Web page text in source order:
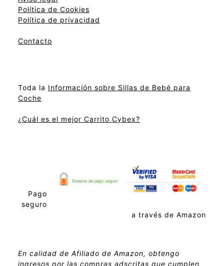
Política de Cookies
Política de privacidad
Contacto
Toda la Información sobre Sillas de Bebé para
Coche
¿Cuál es el mejor Carrito Cybex?
Pago
seguro
a través de Amazon
En calidad de Afiliado de Amazon, obtengo
ingresos por las compras adscritas que cumplen